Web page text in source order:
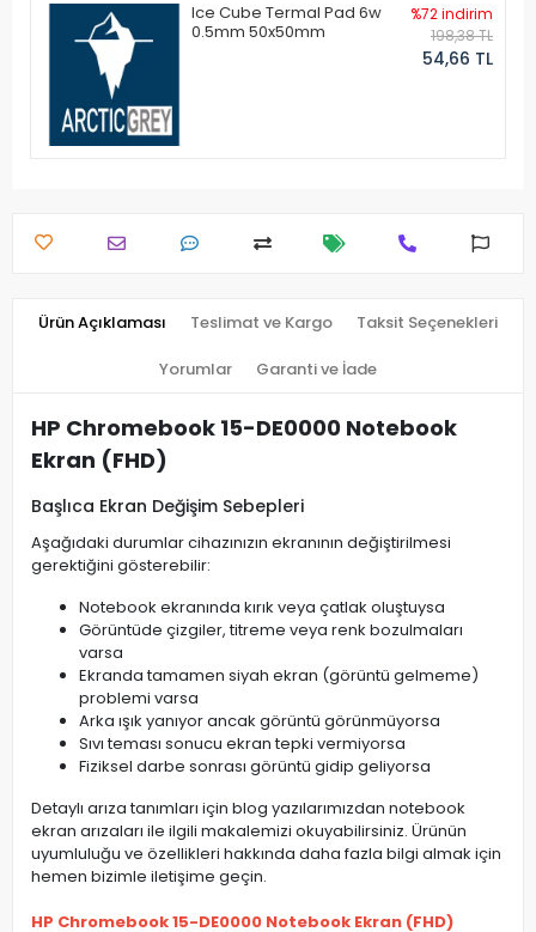
Ice Cube Termal Pad 6w
0.5mm 50x50mm
%72 indirim
198,38 TL
54,66 TL
Ürün Açıklaması Teslimat ve Kargo Taksit Seçenekleri
Yorumlar Garanti ve İade
HP Chromebook 15-DE0000 Notebook
Ekran (FHD)
Başlıca Ekran Değişim Sebepleri
Aşağıdaki durumlar cihazınızın ekranının değiştirilmesi
gerektiğini gösterebilir:
Notebook ekranında kırık veya çatlak oluştuysa
Görüntüde çizgiler, titreme veya renk bozulmaları
varsa
Ekranda tamamen siyah ekran (görüntü gelmeme)
problemi varsa
Arka ışık yanıyor ancak görüntü görünmüyorsa
Sıvı teması sonucu ekran tepki vermiyorsa
Fiziksel darbe sonrası görüntü gidip geliyorsa
Detaylı arıza tanımları için blog yazılarımızdan notebook
ekran arızaları ile ilgili makalemizi okuyabilirsiniz. Ürünün
uyumluluğu ve özellikleri hakkında daha fazla bilgi almak için
hemen bizimle iletişime geçin.
HP Chromebook 15-DE0000 Notebook Ekran (FHD)